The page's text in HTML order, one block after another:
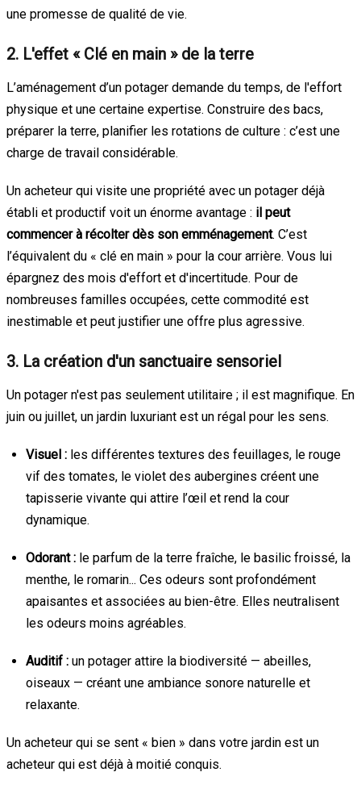
une promesse de qualité de vie.
2. L'effet « Clé en main » de la terre
L’aménagement d’un potager demande du temps, de l'effort
physique et une certaine expertise. Construire des bacs,
préparer la terre, planifier les rotations de culture : c’est une
charge de travail considérable.
Un acheteur qui visite une propriété avec un potager déjà
établi et productif voit un énorme avantage : il peut
commencer à récolter dès son emménagement. C’est
l’équivalent du « clé en main » pour la cour arrière. Vous lui
épargnez des mois d'effort et d'incertitude. Pour de
nombreuses familles occupées, cette commodité est
inestimable et peut justifier une offre plus agressive.
3. La création d'un sanctuaire sensoriel
Un potager n'est pas seulement utilitaire ; il est magnifique. En
juin ou juillet, un jardin luxuriant est un régal pour les sens.
Visuel : les différentes textures des feuillages, le rouge
vif des tomates, le violet des aubergines créent une
tapisserie vivante qui attire l’œil et rend la cour
dynamique.
Odorant : le parfum de la terre fraîche, le basilic froissé, la
menthe, le romarin... Ces odeurs sont profondément
apaisantes et associées au bien-être. Elles neutralisent
les odeurs moins agréables.
Auditif : un potager attire la biodiversité — abeilles,
oiseaux — créant une ambiance sonore naturelle et
relaxante.
Un acheteur qui se sent « bien » dans votre jardin est un
acheteur qui est déjà à moitié conquis.